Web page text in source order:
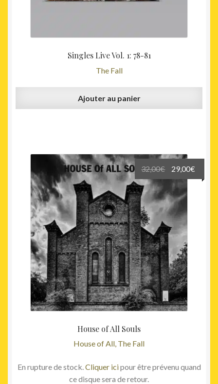
Singles Live Vol. 1: 78-81
The Fall
Ajouter au panier
House of All Souls
House of All, The Fall
32,00€
Le
prix
initial
était :
32,00€.
29,00€
prix
En rupture de stock.Cliquer icipour être prévenu quand
ce disque sera de retour.